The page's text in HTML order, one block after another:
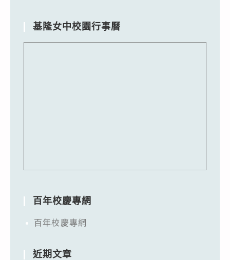
基隆女中校園行事曆
百年校慶專網
百年校慶專網
近期文章